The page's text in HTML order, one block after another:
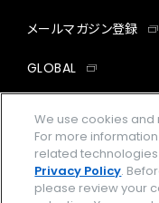
メールマガジン登録
GLOBAL
企
We use cookies
For more
related
Privacy Policy.
please review your